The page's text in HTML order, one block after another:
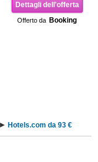
Dettagli dell'offerta
Offerto da Booking
Hotels.com da 93 €